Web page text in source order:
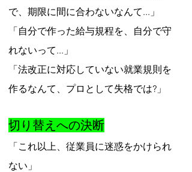
で、期限に間に合わないなんて...」
「自分で作った給与規程を、自分で守
れないって...」
「法改正に対応していない就業規則を
作るなんて、プロとして失格では?」
切り替えへの決断
「これ以上、従業員に迷惑をかけられ
ない」